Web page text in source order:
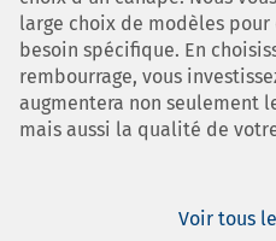
large choix de modèles
besoin spécifique. En
rembourrage, vous
augmentera non seulement
mais aussi la qualité de
Voir tous